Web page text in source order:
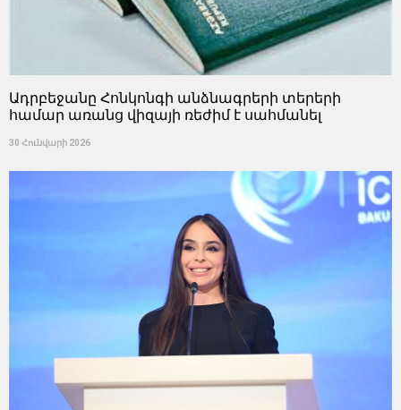
Ադրբեջանը Հոնկոնգի անձնագրերի տերերի
համար առանց վիզայի ռեժիմ է սահմանել
30 Հունվարի 2026